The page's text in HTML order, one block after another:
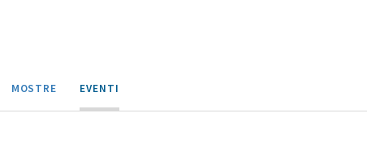
MOSTRE EVENTI